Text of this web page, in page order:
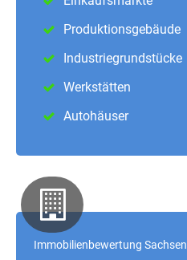
Produktionsgebäude
Industriegrundstücke
Werkstätten
Autohäuser
Immobilienbewertung Sachsen